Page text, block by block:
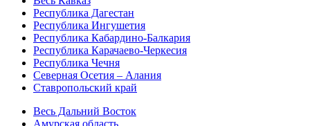
Республика Дагестан
Республика Ингушетия
Республика Кабардино-Балкария
Республика Карачаево-Черкесия
Республика Чечня
Северная Осетия – Алания
Ставропольский край
Весь Дальний Восток
Амурская область